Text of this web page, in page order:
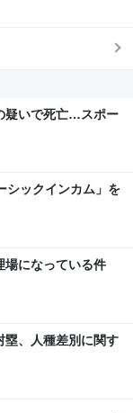
ーン制を煮詰めて欲
疑いで死亡…スポー
シックインカム」を
場になっている件
塁、人種差別に関す